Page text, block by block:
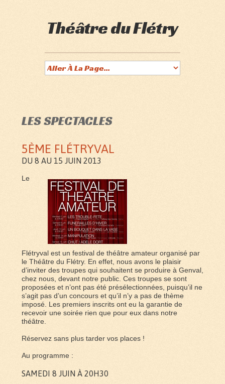
Théâtre du Flétry
LES SPECTACLES
5ÈME FLÉTRYVAL
DU 8 AU 15 JUIN 2013
Le
Flétryval est un festival de théâtre amateur organisé par
le Théâtre du Flétry. En effet, nous avons le plaisir
d’inviter des troupes qui souhaitent se produire à Genval,
chez nous, devant notre public. Ces troupes se sont
proposées et n’ont pas été présélectionnées, puisqu’il ne
s’agit pas d’un concours et qu’il n’y a pas de thème
imposé. Les premiers inscrits ont eu la garantie de
recevoir une soirée rien que pour eux dans notre
théâtre.
Réservez sans plus tarder vos places !
Au programme :
SAMEDI 8 JUIN À 20H30